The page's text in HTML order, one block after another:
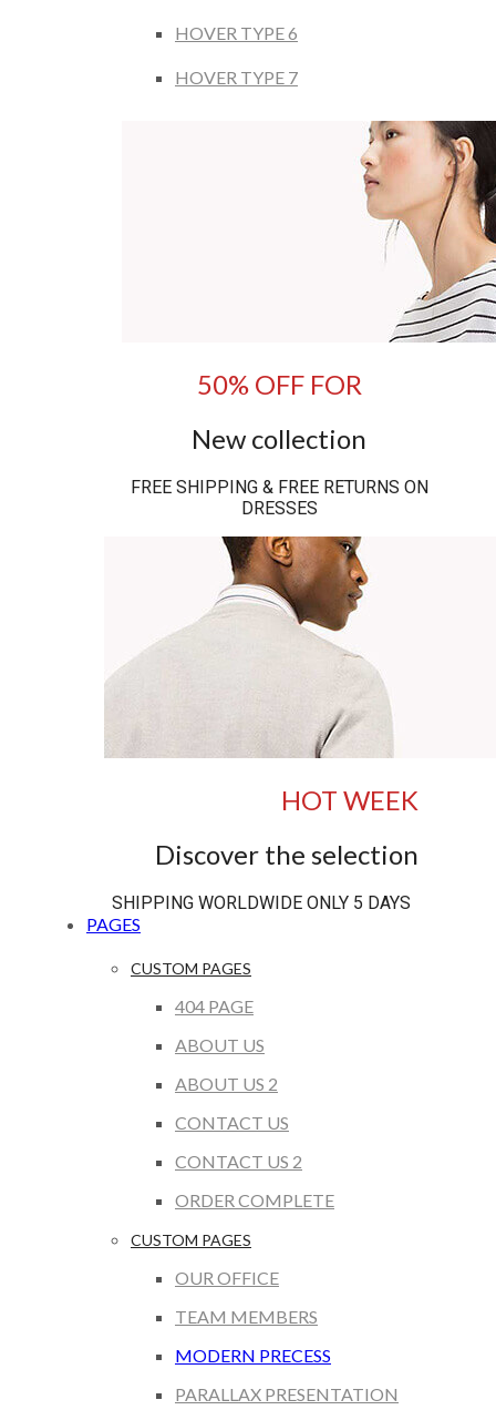
HOVER TYPE 6
HOVER TYPE 7
50% OFF FOR
New collection
FREE SHIPPING & FREE RETURNS ON
DRESSES
HOT WEEK
Discover the selection
SHIPPING WORLDWIDE ONLY 5 DAYS
PAGES
CUSTOM PAGES
404 PAGE
ABOUT US
ABOUT US 2
CONTACT US
CONTACT US 2
ORDER COMPLETE
CUSTOM PAGES
OUR OFFICE
TEAM MEMBERS
MODERN PRECESS
PARALLAX PRESENTATION